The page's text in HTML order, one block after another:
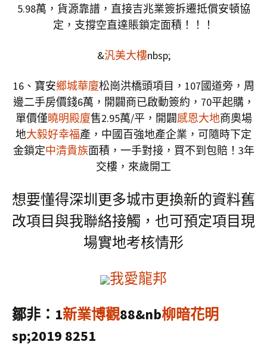
5.98萬，貨源靠譜，直接吉兆業簽拆遷抵償安頓協
定，支撐空直達賬鎖定面積！！！
&汎美大樓nbsp;
16、寶安鄉城華廈松崗洪橋頭項目，107國道旁，周
邊二手房價錢6萬，開闢商已啟動簽約，70平起購，
單價僅曉明殿廈售2.95萬/平，開闢感恩大地商奧場
地大毅好幸福產，中國百強地產企業，可隨時下定
金鎖定中清貴族面積，一手對接，買不到包賠！3年
交樓，來歲開工
想要懂得深圳更多城市更換新的資料舊
改項目與我聯絡接觸，也可預定項目現
場實地考核情形
我愛龍邦
鄒非：1新業博觀88&nb柳暗花明
sp;2019 8251